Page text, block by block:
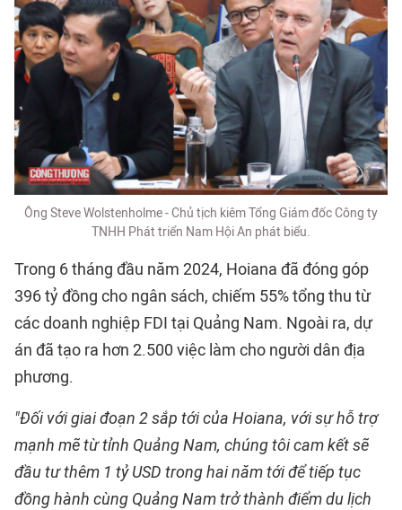
Ông Steve Wolstenholme - Chủ tịch kiêm Tổng Giám đốc Công ty
TNHH Phát triển Nam Hội An phát biểu.
Trong 6 tháng đầu năm 2024, Hoiana đã đóng góp
396 tỷ đồng cho ngân sách, chiếm 55% tổng thu từ
các doanh nghiệp FDI tại Quảng Nam. Ngoài ra, dự
án đã tạo ra hơn 2.500 việc làm cho người dân địa
phương.
"Đối với giai đoạn 2 sắp tới của Hoiana, với sự hỗ trợ
mạnh mẽ từ tỉnh Quảng Nam, chúng tôi cam kết sẽ
đầu tư thêm 1 tỷ USD trong hai năm tới để tiếp tục
đồng hành cùng Quảng Nam trở thành điểm du lịch